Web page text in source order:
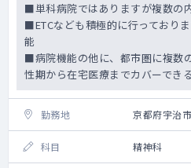
■単科病院ではありますが複数の
■ETCなども積極的に行っており
能
■病院機能の他に、都市圏に複数
性期から在宅医療までカバーでき
勤務地 京都府宇治市
科目 精神科